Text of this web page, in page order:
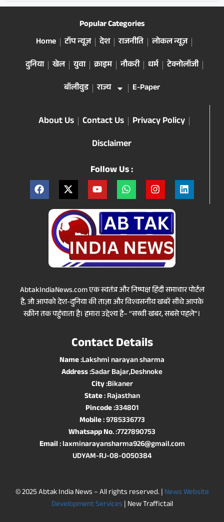
Popular Categories
Home
टॉप न्यूज़ देश राजनीति
लोकल न्यूज़
दुनिया
खेल युवा क्राइम नौकरी धर्म
टेक्नोलॉजी
बॉलीवुड
राज्य E-Paper
About Us Contact Us
Privacy Policy
Disclaimer
Follow Us :
AbtakIndiaNews.com एक स्वतंत्र और निष्पक्ष हिंदी समाचार पोर्टल
है, जो आपको देश-दुनिया की ताज़ा और विश्वसनीय खबरें सीधे आपके
स्क्रीन तक पहुंचाता है। हमारा उद्देश्य है– “सच्ची खबर, सबसे पहले”।
Contact Details
Name:Lakshmi narayan sharma
Address:Sadar Bajar,Deshnoke
City:Bikaner
State: Rajasthan
Pincode:334801
Mobile: 9785336773
Whatsapp No. :7727890753
Email: laxminarayansharma926@gmail.com
UDYAM-RJ-08-0050384
© 2025 Abtak India News – All rights reserved. | News Website
Development Services | New Traffictail